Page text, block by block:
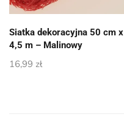
Siatka dekoracyjna 50 cm x
4,5 m – Malinowy
16,99 zł